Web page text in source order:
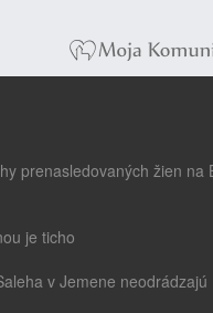
prenasledovaných žien na
je ticho
v Jemene neodrádzajú